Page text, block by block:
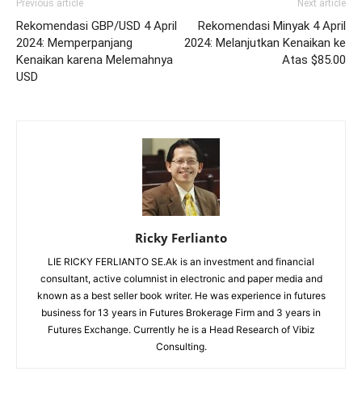
Previous article
Rekomendasi GBP/USD 4 April
2024: Memperpanjang
Kenaikan karena Melemahnya
USD
Next article
Rekomendasi Minyak 4 April
2024: Melanjutkan Kenaikan ke
Atas $85.00
Ricky Ferlianto
LIE RICKY FERLIANTO SE.Ak is an investment and financial
consultant, active columnist in electronic and paper media and
known as a best seller book writer. He was experience in futures
business for 13 years in Futures Brokerage Firm and 3 years in
Futures Exchange. Currently he is a Head Research of Vibiz
Consulting.